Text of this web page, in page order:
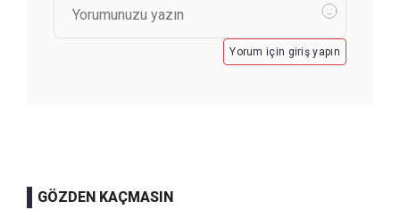
Yorum için giriş yapın
GÖZDEN KAÇMASIN